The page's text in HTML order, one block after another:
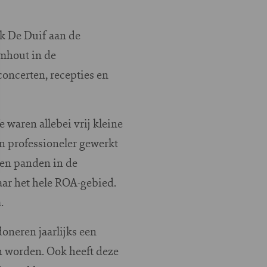
De Duif aan de
in de
recepties en
waren allebei vrij kleine
professioneler gewerkt
panden in de
het hele ROA-gebied.
jaarlijks een
Ook heeft deze